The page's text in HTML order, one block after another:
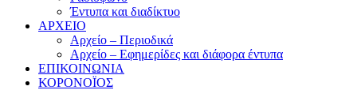
Έντυπα και διαδίκτυο
ΑΡΧΕΙΟ
Αρχείο – Περιοδικά
Αρχείο – Εφημερίδες και διάφορα έντυπα
ΕΠΙΚΟΙΝΩΝΙΑ
ΚΟΡΟΝΟΪΟΣ